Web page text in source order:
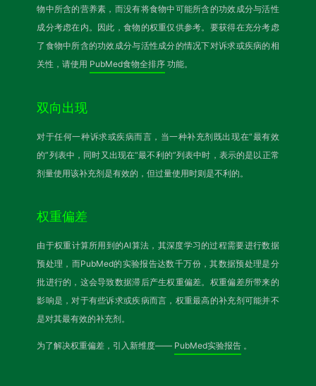
物中所含的营养素，而没有将食物中可能所含的功效成分与活性
成分考虑在内。因此，食物的权重仅供参考。要获得在充分考虑
了食物中所含的功效成分与活性成分的情况下对诉求或疾病的相
关性，请使用 PubMed食物全排序 功能。
双向出现
对于任何一种诉求或疾病而言，当一种补充剂既出现在“最有效
的”列表中，同时又出现在“最不利的”列表中时，表示的是以正常
剂量使用该补充剂是有效的，但过量使用时则是不利的。
权重偏差
由于权重计算所用到的AI算法，其深度学习的过程需要进行数据
预处理，而PubMed的实验报告达数千万份，其数据预处理是分
批进行的，这会导致数据滞后产生权重偏差。权重偏差所带来的
影响是，对于有些诉求或疾病而言，权重最高的补充剂可能并不
是对其最有效的补充剂。
为了解决权重偏差，引入新维度—— PubMed实验报告 。